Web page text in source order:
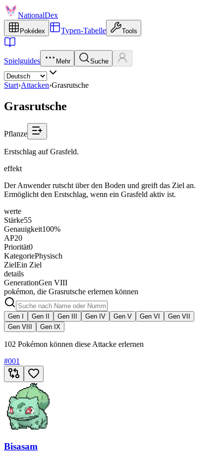
NationalDex
Pokédex Typen-Tabelle Tools
Spielguides Mehr Suche
Start›Attacken›Grasrutsche
Grasrutsche
Pflanze
Erstschlag auf Grasfeld.
effekt
Der Anwender rutscht über den Boden und greift das Ziel an.
Ermöglicht den Erstschlag, wenn ein Grasfeld aktiv ist.
werte
Stärke55
Genauigkeit100%
AP20
Priorität0
KategoriePhysisch
ZielEin Ziel
details
GenerationGen VIII
pokémon, die Grasrutsche erlernen können
Gen I Gen II Gen III Gen IV Gen V Gen VI
Gen VII
Gen VIII
Gen IX
102 Pokémon können diese Attacke erlernen
#001
Bisasam